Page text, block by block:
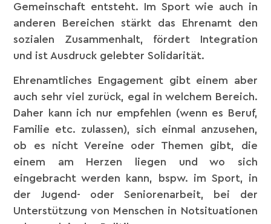
Gemeinschaft entsteht. Im Sport wie auch in
anderen Bereichen stärkt das Ehrenamt den
sozialen Zusammenhalt, fördert Integration
und ist Ausdruck gelebter Solidarität.
Ehrenamtliches Engagement gibt einem aber
auch sehr viel zurück, egal in welchem Bereich.
Daher kann ich nur empfehlen (wenn es Beruf,
Familie etc. zulassen), sich einmal anzusehen,
ob es nicht Vereine oder Themen gibt, die
einem am Herzen liegen und wo sich
eingebracht werden kann, bspw. im Sport, in
der Jugend- oder Seniorenarbeit, bei der
Unterstützung von Menschen in Notsituationen